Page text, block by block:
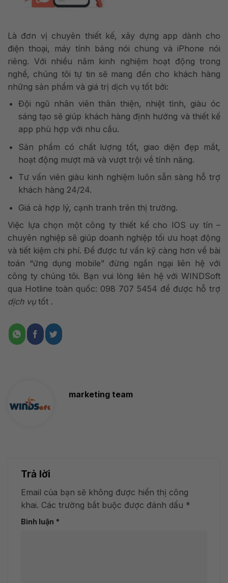
Là đơn vị chuyên thiết kế, xây dựng app dành cho
điện thoại, máy tính bảng nói chung và iPhone nói
riêng. Với nhiều năm kinh nghiệm hoạt động trong
nghề, chúng tôi tự tin sẽ mang đến cho khách hàng
những sản phẩm và giá trị dịch vụ tốt bởi:
Đội ngũ nhân viên thân thiện, nhiệt tình, giàu óc
sáng tạo sẽ giúp khách hàng định hướng và thiết kế
app phù hợp với nhu cầu.
Sản phẩm có chất lượng tốt, giao diện đẹp mắt,
hoạt động mượt mà và vượt trội về tính năng.
Tư vấn viên giàu kinh nghiệm luôn sẵn sàng hỗ trợ
khách hàng 24/24.
Giá cả hợp lý, cạnh tranh trên thị trường.
Việc lựa chọn một công ty thiết kế cho IOS uy tín –
chuyên nghiệp sẽ giúp doanh nghiệp tối ưu hoạt động
và tiết kiệm chi phí. Để được tư vấn kỹ càng hơn về bài
toán “ứng dụng mobile” đừng ngần ngại liên hệ với
công ty chúng tôi. Bạn vui lòng liên hệ với WINDSoft
qua Hotline toàn quốc: 098 707 5454 để được hỗ trợ
dịch vụ tốt .
marketing team
Trả lời
Email của bạn sẽ không được hiển thị công
khai. Các trường bắt buộc được đánh dấu *
Bình luận *